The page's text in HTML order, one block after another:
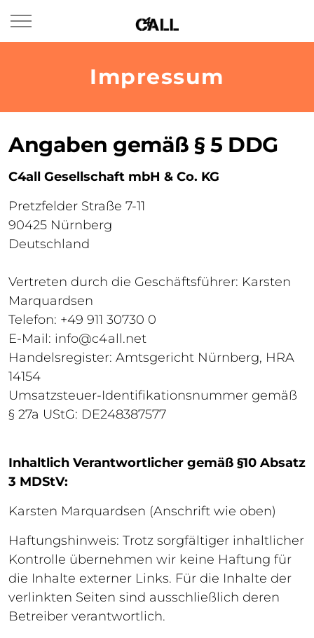
Impressum
Angaben gemäß § 5 DDG
C4all Gesellschaft mbH & Co. KG
Pretzfelder Straße 7-11
90425 Nürnberg
Deutschland
Vertreten durch die Geschäftsführer: Karsten
Marquardsen
Telefon: +49 911 30730 0
E-Mail: info@c4all.net
Handelsregister: Amtsgericht Nürnberg, HRA
14154
Umsatzsteuer-Identifikationsnummer gemäß
§ 27a UStG: DE248387577
Inhaltlich Verantwortlicher gemäß §10 Absatz
3 MDStV:
Karsten Marquardsen (Anschrift wie oben)
Haftungshinweis: Trotz sorgfältiger inhaltlicher
Kontrolle übernehmen wir keine Haftung für
die Inhalte externer Links. Für die Inhalte der
verlinkten Seiten sind ausschließlich deren
Betreiber verantwortlich.